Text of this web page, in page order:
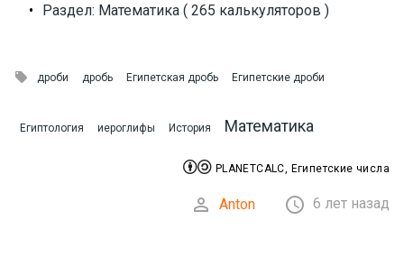
• Раздел: Математика ( 265 калькуляторов )
 дроби дробь Египетская дробь Египетские дроби
Египтология иероглифы История Математика
 PLANETCALC, Египетские числа
 Anton  6 лет назад